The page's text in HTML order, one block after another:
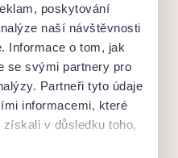
poskytování
naší návštěvnosti
Informace o tom, jak
se svými partnery pro
Partneři tyto údaje
informacemi, které
v důsledku toho,
představení Černého
v 68 zemích světa.
Belgie, Bolívie,
ostrovy, Costa Rica,
Ekvádor, El Salvador,
Británie, Řecko, Guatemala,
Chorvatsko, Irsko, Island,
Kuba, Lichtenštejnsko,